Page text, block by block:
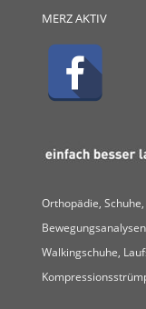
MERZ AKTIV
Orthopädie,
Walkingschuhe,